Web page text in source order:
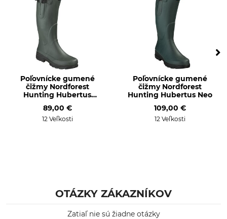
Poľovnícke gumené
čižmy Nordforest
Hunting Hubertus
89,00 €
12 Veľkosti
Poľovnícke gumené
čižmy Nordforest
Hunting Hubertus Neo
109,00 €
12 Veľkosti
OTÁZKY ZÁKAZNÍKOV
Zatiaľ nie sú žiadne otázky